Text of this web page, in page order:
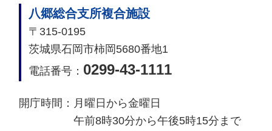
八郷総合支所複合施設
〒315-0195
茨城県石岡市柿岡5680番地1
電話番号： 0299-43-1111
開庁時間： 月曜日から金曜日
午前8時30分から午後5時15分まで